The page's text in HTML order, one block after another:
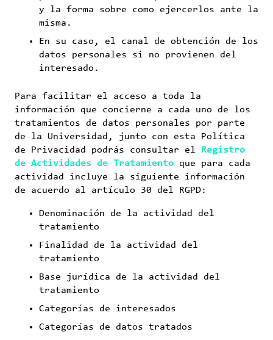
y la forma sobre como ejercerlos ante la
misma.
En su caso, el canal de obtención de los
datos personales si no provienen del
interesado.
Para facilitar el acceso a toda la
información que concierne a cada uno de los
tratamientos de datos personales por parte
de la Universidad, junto con esta Política
de Privacidad podrás consultar el
Registro
de Actividades de Tratamiento que para cada
actividad incluye la siguiente información
de acuerdo al artículo 30 del RGPD:
Denominación de la actividad del
tratamiento
Finalidad de la actividad del
tratamiento
Base jurídica de la actividad del
tratamiento
Categorías de interesados
Categorías de datos tratados